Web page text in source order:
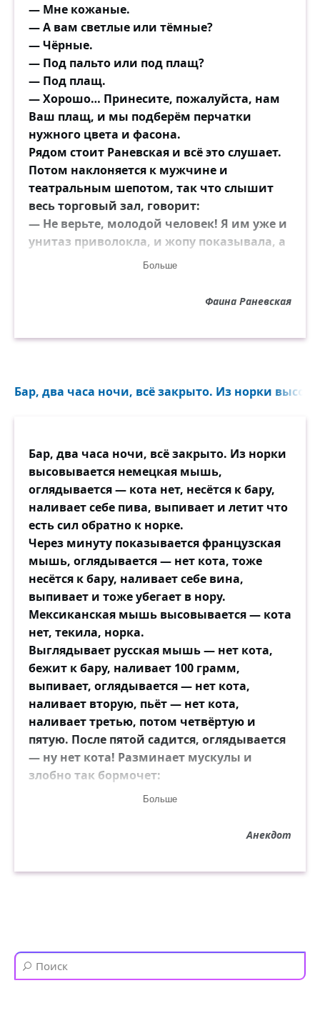
— Мне кожаные.
— А вам светлые или тёмные?
— Чёрные.
— Под пальто или под плащ?
— Под плащ.
— Хорошо… Принесите, пожалуйста, нам
Ваш плащ, и мы подберём перчатки
нужного цвета и фасона.
Рядом стоит Раневская и всё это слушает.
Потом наклоняется к мужчине и
театральным шепотом, так что слышит
весь торговый зал, говорит:
— Не верьте, молодой человек! Я им уже и
унитаз приволокла, и жопу показывала, а
туалетной бумаги всё равно нет!
Больше
Фаина Раневская
Бар, два часа ночи, всё закрыто. Из норки
Бар, два часа ночи, всё закрыто. Из норки
высовывается немецкая мышь,
оглядывается — кота нет, несётся к бару,
наливает себе пива, выпивает и летит что
есть сил обратно к норке.
Через минуту показывается французская
мышь, оглядывается — нет кота, тоже
несётся к бару, наливает себе вина,
выпивает и тоже убегает в нору.
Мексиканская мышь высовывается — кота
нет, текила, норка.
Выглядывает русская мышь — нет кота,
бежит к бару, наливает 100 грамм,
выпивает, оглядывается — нет кота,
наливает вторую, пьёт — нет кота,
наливает третью, потом четвёртую и
пятую. После пятой садится, оглядывается
— ну нет кота! Разминает мускулы и
злобно так бормочет:
— Ну мы бл*ть подождём...
Больше
Анекдот